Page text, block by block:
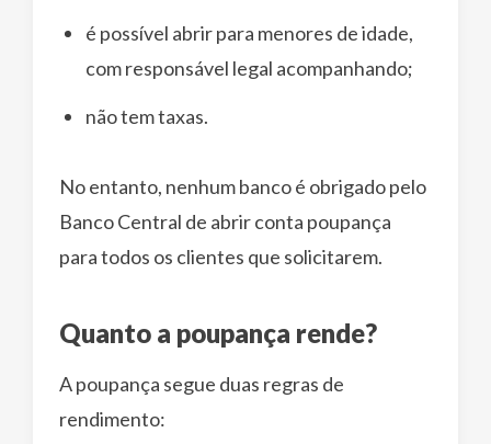
é possível abrir para menores de idade,
com responsável legal acompanhando;
não tem taxas.
No entanto, nenhum banco é obrigado pelo
Banco Central de abrir conta poupança
para todos os clientes que solicitarem.
Quanto a poupança rende?
A poupança segue duas regras de
rendimento: